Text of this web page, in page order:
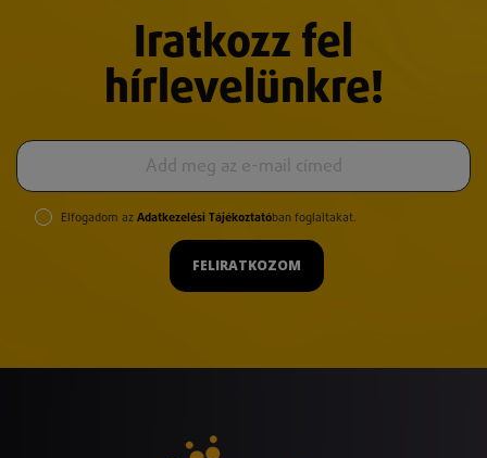
Iratkozz fel
hírlevelünkre!
Elfogadom az Adatkezelési Tájékoztatóban foglaltakat.
FELIRATKOZOM